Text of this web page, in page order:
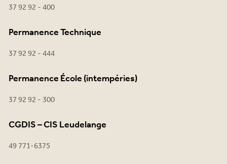
37 92 92 - 400
Permanence Technique
37 92 92 - 444
Permanence École (intempéries)
37 92 92 - 300
CGDIS – CIS Leudelange
49 771-6375